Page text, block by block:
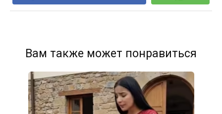
Вам также может понравиться